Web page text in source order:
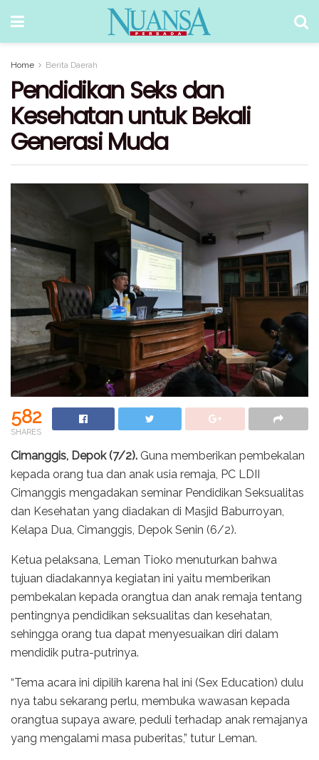
Home Berita Daerah
Pendidikan Seks dan
Kesehatan untuk Bekali
Generasi Muda
582
SHARES
Cimanggis, Depok (7/2). Guna memberikan pembekalan
kepada orang tua dan anak usia remaja, PC LDII
Cimanggis mengadakan seminar Pendidikan Seksualitas
dan Kesehatan yang diadakan di Masjid Baburroyan,
Kelapa Dua, Cimanggis, Depok Senin (6/2).
Ketua pelaksana, Leman Tioko menuturkan bahwa
tujuan diadakannya kegiatan ini yaitu memberikan
pembekalan kepada orangtua dan anak remaja tentang
pentingnya pendidikan seksualitas dan kesehatan,
sehingga orang tua dapat menyesuaikan diri dalam
mendidik putra-putrinya.
“Tema acara ini dipilih karena hal ini (Sex Education) dulu
nya tabu sekarang perlu, membuka wawasan kepada
orangtua supaya aware, peduli terhadap anak remajanya
yang mengalami masa puberitas,” tutur Leman.